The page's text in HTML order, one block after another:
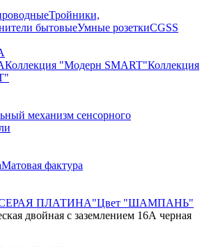
Тройники,
бытовыеУмные розеткиCGSS
Коллекция "Модерн SMART"Коллекция
механизм сенсорного
Матовая фактура
ПЛАТИНА"Цвет "ШАМПАНЬ"
двойная с заземлением 16А черная